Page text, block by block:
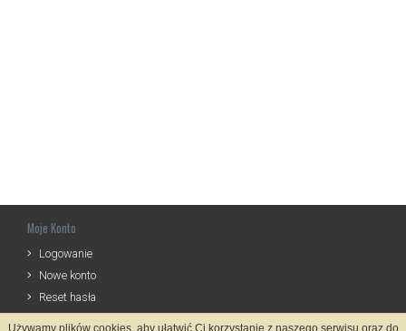
Moje Konto
Logowanie
Nowe konto
Reset hasła
Używamy plików cookies, aby ułatwić Ci korzystanie z naszego serwisu oraz do